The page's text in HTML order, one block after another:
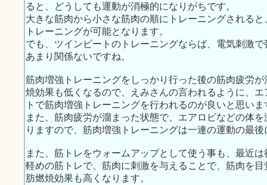
ると、どうしても運動が消極的になりがちです。
大きな筋肉から小さな筋肉の順にトレーニングされる
トレーニングが可能となります。
でも、ツインビートのトレーニングならば、電気刺激
あまり関係ないですね。
筋肉増強トレーニングをしっかり行った後の筋肉疲労
焼効果も低くなるので、えみさんの言われるように、
トで筋肉増強トレーニングを行われるのが良いと思いま
また、筋肉疲労が溜まった状態で、エアロビなどの体
りますので、筋肉増強トレーニングは一連の運動の最
また、筋トレをウォームアップとして使う事も、最近
軽めの筋トレで、筋肉に刺激を与えることで、筋肉を
肪燃焼効果も高くなります。